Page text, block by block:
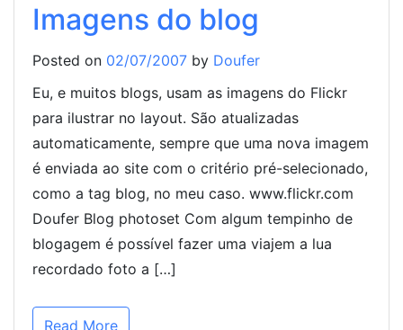
Imagens do blog
Posted on 02/07/2007 by Doufer
Eu, e muitos blogs, usam as imagens do Flickr
para ilustrar no layout. São atualizadas
automaticamente, sempre que uma nova imagem
é enviada ao site com o critério pré-selecionado,
como a tag blog, no meu caso. www.flickr.com
Doufer Blog photoset Com algum tempinho de
blogagem é possível fazer uma viajem a lua
recordado foto a […]
Read More